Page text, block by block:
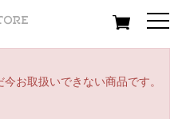
Men
お取扱いできない商品です。